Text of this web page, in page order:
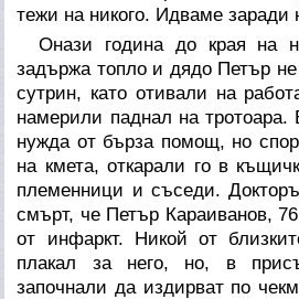
тежи на никого. Идваме заради
Онази година до края на
задържа топло и дядо Петър
сутрин, като отивали на
намерили паднал на
нужда от бърза помощ, но
на кмета, откарали го в
племенници и съседи.
смърт, че Петър Караиванов,
от инфаркт. Никой от
плакал за него, но, в
започнали да издирват по